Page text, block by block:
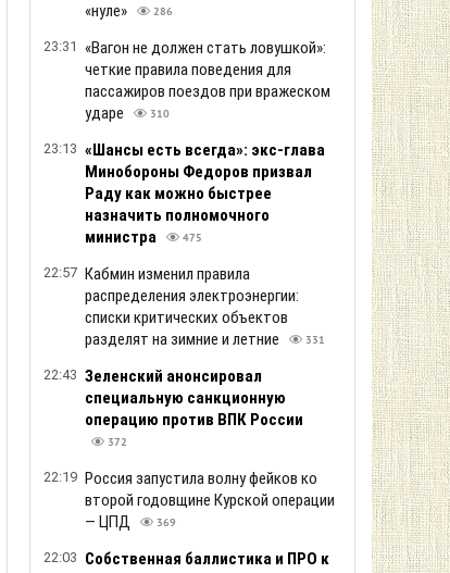
«нуле»
286
23:31
«Вагон не должен стать ловушкой»:
четкие правила поведения для
пассажиров поездов при вражеском
ударе
310
23:13 «Шансы есть всегда»: экс-глава
Минобороны Федоров призвал
Раду как можно быстрее
назначить полномочного
министра
475
22:57 Кабмин изменил правила
распределения электроэнергии:
списки критических объектов
разделят на зимние и летние
331
22:43 Зеленский анонсировал
специальную санкционную
операцию против ВПК России
372
22:19 Россия запустила волну фейков ко
второй годовщине Курской операции
— ЦПД
369
22:03 Собственная баллистика и ПРО к